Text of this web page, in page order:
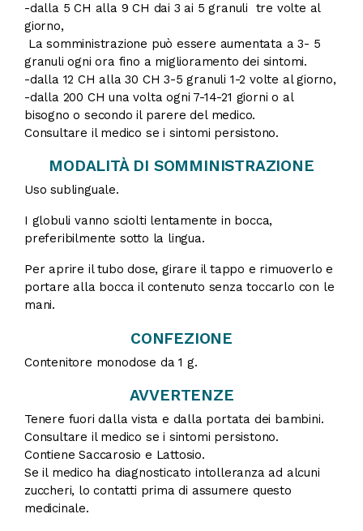
-dalla 5 CH alla 9 CH dai 3 ai 5 granuli tre volte al
giorno,
La somministrazione può essere aumentata a 3- 5
granuli ogni ora fino a miglioramento dei sintomi.
-dalla 12 CH alla 30 CH 3-5 granuli 1-2 volte al giorno,
-dalla 200 CH una volta ogni 7-14-21 giorni o al
bisogno o secondo il parere del medico.
Consultare il medico se i sintomi persistono.
MODALITÀ DI SOMMINISTRAZIONE
Uso sublinguale.
I globuli vanno sciolti lentamente in bocca,
preferibilmente sotto la lingua.
Per aprire il tubo dose, girare il tappo e rimuoverlo e
portare alla bocca il contenuto senza toccarlo con le
mani.
CONFEZIONE
Contenitore monodose da 1 g.
AVVERTENZE
Tenere fuori dalla vista e dalla portata dei bambini.
Consultare il medico se i sintomi persistono.
Contiene Saccarosio e Lattosio.
Se il medico ha diagnosticato intolleranza ad alcuni
zuccheri, lo contatti prima di assumere questo
medicinale.